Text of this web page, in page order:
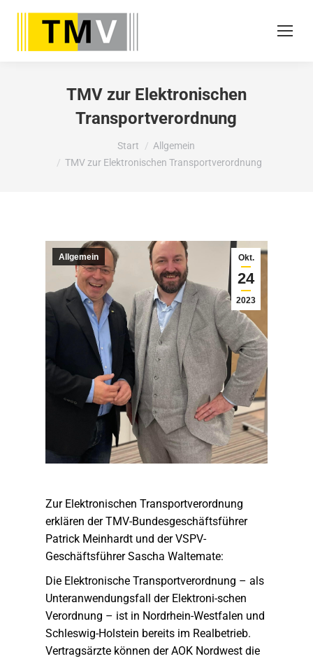
TMV zur Elektronischen
Transportverordnung
Sie befinden sich hier:
Start
Allgemein
TMV zur Elektronischen Transportverordnung
Okt.
24
2023
Allgemein
Zur Elektronischen Transportverordnung
erklären der TMV-Bundesgeschäftsführer
Patrick Meinhardt und der VSPV-
Geschäftsführer Sascha Waltemate:
Die Elektronische Transportverordnung – als
Unteranwendungsfall der Elektroni-schen
Verordnung – ist in Nordrhein-Westfalen und
Schleswig-Holstein bereits im Realbetrieb.
Vertragsärzte können der AOK Nordwest die